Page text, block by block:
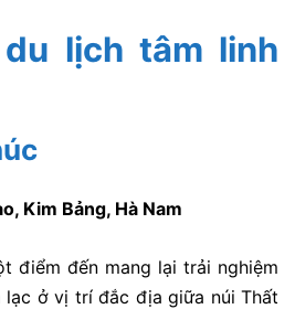
lịch tâm linh
Kim Bảng, Hà Nam
điểm đến mang lại trải nghiệm
lạc ở vị trí đắc địa giữa núi Thất